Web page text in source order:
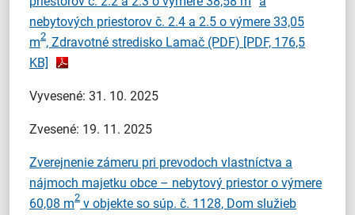
nebytových priestorov č. 2.4 a 2.5 o výmere 33,05
m2, Zdravotné stredisko Lamač (PDF) [PDF, 176,5
KB]
Vyvesené: 31. 10. 2025
Zvesené: 19. 11. 2025
Zverejnenie zámeru pri prevodoch vlastníctva a
nájmoch majetku obce – nebytový priestor o výmere
60,08 m2 v objekte so súp. č. 1128, Dom služieb